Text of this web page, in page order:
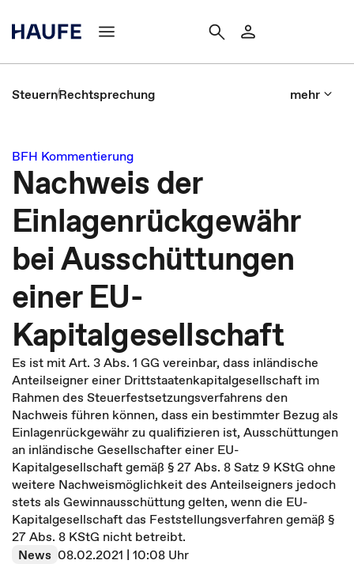
SteuernRechtsprechung mehr
BFH Kommentierung
Nachweis der
Einlagenrückgewähr
bei Ausschüttungen
einer EU-
Kapitalgesellschaft
Es ist mit Art. 3 Abs. 1 GG vereinbar, dass inländische
Anteilseigner einer Drittstaatenkapitalgesellschaft im
Rahmen des Steuerfestsetzungsverfahrens den
Nachweis führen können, dass ein bestimmter Bezug als
Einlagenrückgewähr zu qualifizieren ist, Ausschüttungen
an inländische Gesellschafter einer EU-
Kapitalgesellschaft gemäß § 27 Abs. 8 Satz 9 KStG ohne
weitere Nachweismöglichkeit des Anteilseigners jedoch
stets als Gewinnausschüttung gelten, wenn die EU-
Kapitalgesellschaft das Feststellungsverfahren gemäß §
27 Abs. 8 KStG nicht betreibt.
News 08.02.2021 | 10:08 Uhr